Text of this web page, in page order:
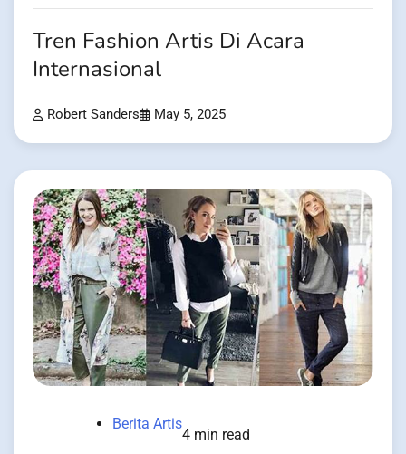
Tren Fashion Artis Di Acara
Internasional
Robert Sanders May 5, 2025
Berita Artis
4 min read